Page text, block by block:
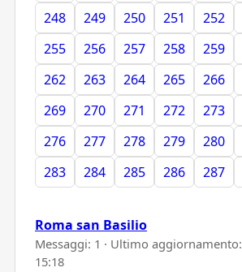
248
249 250 251 252
255
256 257 258 259
262
263 264 265 266
269
270 271 272 273
276
277 278 279 280
283
284 285 286 287
Roma san Basilio
Messaggi: 1 · Ultimo aggiornamento:
15:18